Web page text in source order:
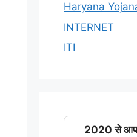
Haryana
INTERNET
ITI
2020 से